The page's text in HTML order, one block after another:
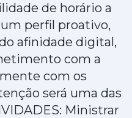
de horário a
perfil proativo,
afinidade digital,
com a
com os
será uma das
Ministrar